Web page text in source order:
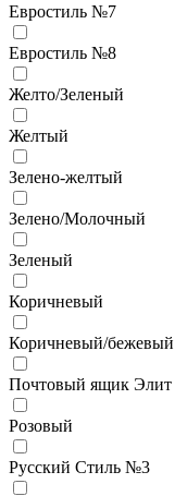
Евростиль №7
Евростиль №8
Желто/Зеленый
Желтый
Зелено-желтый
Зелено/Молочный
Зеленый
Коричневый
Коричневый/бежевый
Почтовый ящик Элит
Розовый
Русский Стиль №3